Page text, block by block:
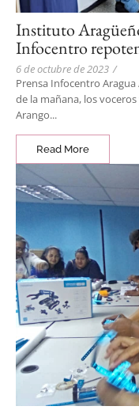
Instituto
Infocentro
6 de octubre de 2023 /
Prensa Infocentro
de la mañana, los
Arango...
Read More